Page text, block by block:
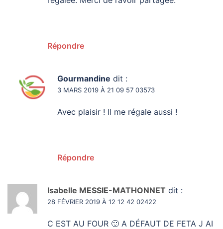
Répondre
Gourmandine dit :
3 MARS 2019 À 21 09 57 03573
Avec plaisir ! Il me régale aussi !
Répondre
Isabelle MESSIE-MATHONNET dit :
28 FÉVRIER 2019 À 12 12 42 02422
C EST AU FOUR 🙂 A DÉFAUT DE FETA J AI